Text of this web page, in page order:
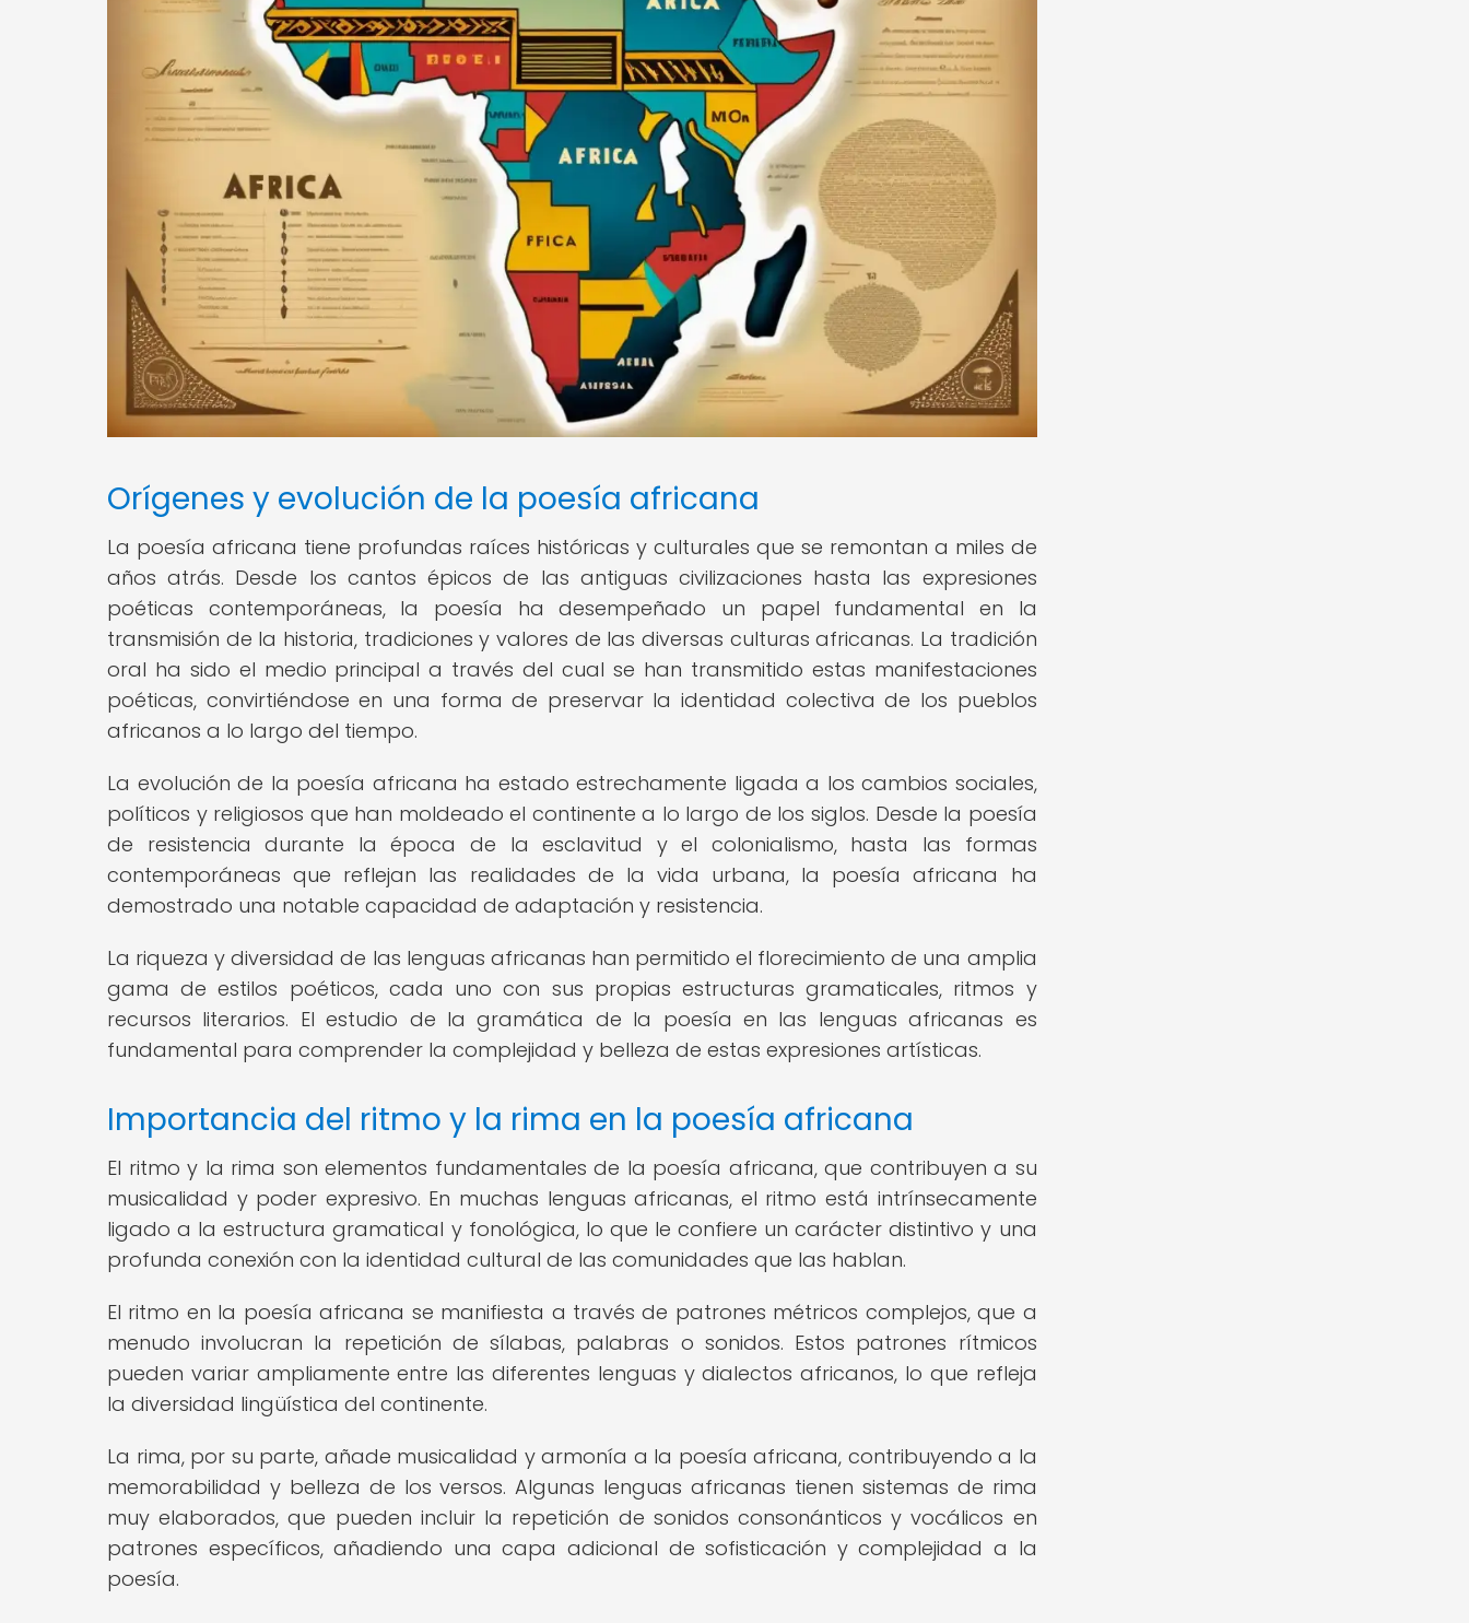
Orígenes y evolución de la poesía africana
La poesía africana tiene profundas raíces históricas y culturales que se remontan a miles de
años atrás. Desde los cantos épicos de las antiguas civilizaciones hasta las expresiones
poéticas contemporáneas, la poesía ha desempeñado un papel fundamental en la
transmisión de la historia, tradiciones y valores de las diversas culturas africanas. La tradición
oral ha sido el medio principal a través del cual se han transmitido estas manifestaciones
poéticas, convirtiéndose en una forma de preservar la identidad colectiva de los pueblos
africanos a lo largo del tiempo.
La evolución de la poesía africana ha estado estrechamente ligada a los cambios sociales,
políticos y religiosos que han moldeado el continente a lo largo de los siglos. Desde la poesía
de resistencia durante la época de la esclavitud y el colonialismo, hasta las formas
contemporáneas que reflejan las realidades de la vida urbana, la poesía africana ha
demostrado una notable capacidad de adaptación y resistencia.
La riqueza y diversidad de las lenguas africanas han permitido el florecimiento de una amplia
gama de estilos poéticos, cada uno con sus propias estructuras gramaticales, ritmos y
recursos literarios. El estudio de la gramática de la poesía en las lenguas africanas es
fundamental para comprender la complejidad y belleza de estas expresiones artísticas.
Importancia del ritmo y la rima en la poesía africana
El ritmo y la rima son elementos fundamentales de la poesía africana, que contribuyen a su
musicalidad y poder expresivo. En muchas lenguas africanas, el ritmo está intrínsecamente
ligado a la estructura gramatical y fonológica, lo que le confiere un carácter distintivo y una
profunda conexión con la identidad cultural de las comunidades que las hablan.
El ritmo en la poesía africana se manifiesta a través de patrones métricos complejos, que a
menudo involucran la repetición de sílabas, palabras o sonidos. Estos patrones rítmicos
pueden variar ampliamente entre las diferentes lenguas y dialectos africanos, lo que refleja
la diversidad lingüística del continente.
La rima, por su parte, añade musicalidad y armonía a la poesía africana, contribuyendo a la
memorabilidad y belleza de los versos. Algunas lenguas africanas tienen sistemas de rima
muy elaborados, que pueden incluir la repetición de sonidos consonánticos y vocálicos en
patrones específicos, añadiendo una capa adicional de sofisticación y complejidad a la
poesía.